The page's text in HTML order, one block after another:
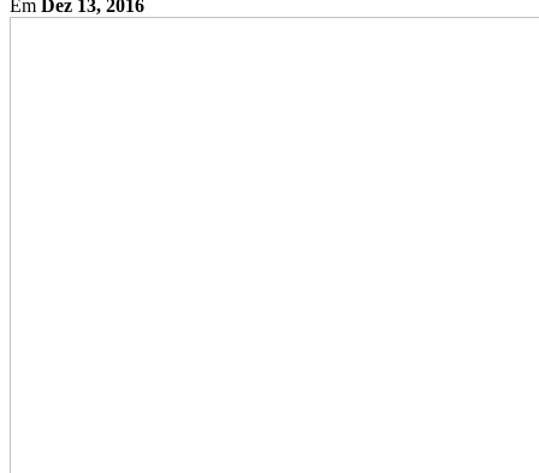
Em Dez 13, 2016